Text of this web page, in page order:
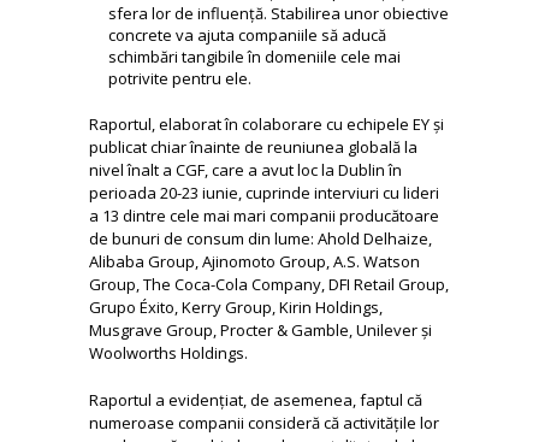
sfera lor de influență. Stabilirea unor obiective
concrete va ajuta companiile să aducă
schimbări tangibile în domeniile cele mai
potrivite pentru ele.
Raportul, elaborat în colaborare cu echipele EY și
publicat chiar înainte de reuniunea globală la
nivel înalt a CGF, care a avut loc la Dublin în
perioada 20-23 iunie, cuprinde interviuri cu lideri
a 13 dintre cele mai mari companii producătoare
de bunuri de consum din lume: Ahold Delhaize,
Alibaba Group, Ajinomoto Group, A.S. Watson
Group, The Coca-Cola Company, DFI Retail Group,
Grupo Éxito, Kerry Group, Kirin Holdings,
Musgrave Group, Procter & Gamble, Unilever și
Woolworths Holdings.
Raportul a evidențiat, de asemenea, faptul că
numeroase companii consideră că activitățile lor